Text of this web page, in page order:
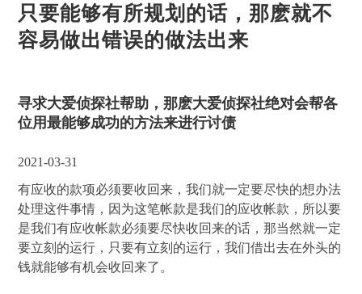
只要能够有所规划的话，那麽就不
容易做出错误的做法出来
寻求大爱侦探社帮助，那麽大爱侦探社绝对会帮各
位用最能够成功的方法来进行讨债
2021-03-31
有应收的款项必须要收回来，我们就一定要尽快的想办法
处理这件事情，因为这笔帐款是我们的应收帐款，所以要
是我们有应收帐款必须要尽快收回来的话，那当然就一定
要立刻的运行，只要有立刻的运行，我们借出去在外头的
钱就能够有机会收回来了。